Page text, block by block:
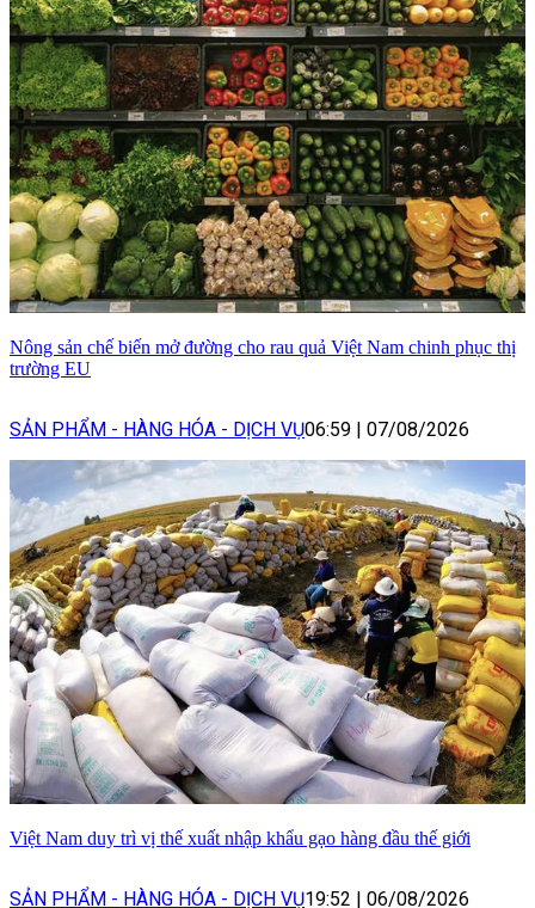
Nông sản chế biến mở đường cho rau quả Việt Nam chinh phục thị
trường EU
SẢN PHẨM - HÀNG HÓA - DỊCH VỤ06:59 07/08/2026
Việt Nam duy trì vị thế xuất nhập khẩu gạo hàng đầu thế giới
SẢN PHẨM - HÀNG HÓA - DỊCH VỤ19:52 06/08/2026